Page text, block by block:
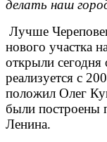
делать наш
Лучше
нового участка
открыли сегодня
реализуется с
положил Олег
были построены
Ленина.